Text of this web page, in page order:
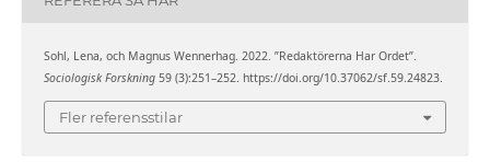
Sohl, Lena, och Magnus Wennerhag. 2022. ”Redaktörerna Har Ordet”.
Sociologisk Forskning59 (3):251–252. https://doi.org/10.37062/sf.59.24823.
Fler referensstilar